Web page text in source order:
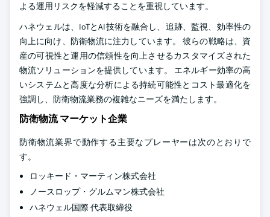
よる運用リスクを軽減することを重視しています。
ハネウェルは、IoTとAI技術を融合し、追跡、監視、効率性の
向上に向け、防衛物流に注力しています。 彼らの戦略は、資
産の可視性と運用の信頼性を向上させるカスタマイズされた
物流ソリューションを提供しています。 エネルギー効率の高
いシステムと高度な分析による持続可能性とコスト最適化を
強調し、防衛物流業務の複雑なニーズを満たします。
防衛物流 マーケット企業
防衛物流業界で動作する主要なプレーヤーは次のとおりで
す。
ロッキード・マーティン株式会社
ノースロップ・グルムマン株式会社
ハネウェル国際 代表取締役